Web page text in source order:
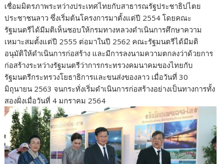
เชื่อมมิตรภาพระหว่างประเทศไทยกับสาธารณรัฐประชาธิปไตย
ประชาชนลาว ซึ่งเริ่มต้นโครงการมาตั้งแต่ปี 2554 โดยคณะ
รัฐมนตรีได้มีมติเห็นชอบให้กรมทางหลวงดำเนินการศึกษาความ
เหมาะสมตั้งแต่ปี 2555 ต่อมาในปี 2562 คณะรัฐมนตรีได้มีมติ
อนุมัติให้ดำเนินการก่อสร้าง และมีการลงนามความตกลงว่าด้วยการ
ก่อสร้างระหว่างรัฐมนตรีว่าการกระทรวงคมนาคมของไทยกับ
รัฐมนตรีกระทรวงโยธาธิการและขนส่งของลาว เมื่อวันที่ 30
มิถุนายน 2563 จนกระทั่งเริ่มดำเนินการก่อสร้างอย่างเป็นทางการทั้ง
สองฝั่งเมื่อวันที่ 4 มกราคม 2564